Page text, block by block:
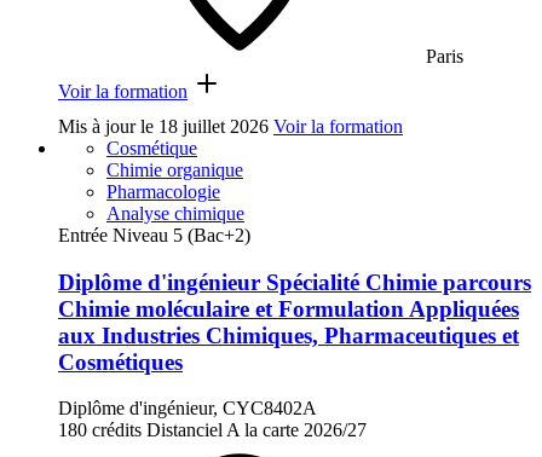
Paris
Voir la formation
Mis à jour le 18 juillet 2026 Voir la formation
Cosmétique
Chimie organique
Pharmacologie
Analyse chimique
Entrée Niveau 5 (Bac+2)
Diplôme d'ingénieur Spécialité Chimie parcours
Chimie moléculaire et Formulation Appliquées
aux Industries Chimiques, Pharmaceutiques et
Cosmétiques
Diplôme d'ingénieur, CYC8402A
180 crédits DistancielA la carte 2026/27